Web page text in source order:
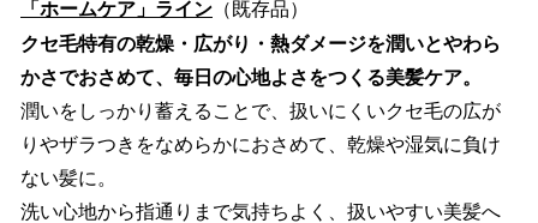
「ホームケア」ライン （既存品）
クセ毛特有の乾燥・広がり・熱ダメージを潤いとやわら
かさでおさめて、毎日の心地よさをつくる美髪ケア。
潤いをしっかり蓄えることで、扱いにくいクセ毛の広が
りやザラつきをなめらかにおさめて、乾燥や湿気に負け
ない髪に。
洗い心地から指通りまで気持ちよく、扱いやすい美髪へ